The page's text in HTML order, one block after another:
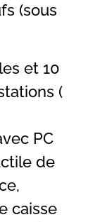
(sous
et 10
(
PC
de
caisse